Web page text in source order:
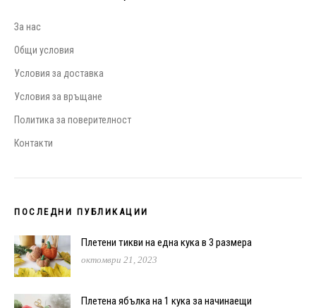
За нас
Общи условия
Условия за доставка
Условия за връщане
Политика за поверителност
Контакти
ПОСЛЕДНИ ПУБЛИКАЦИИ
Плетени тикви на една кука в 3 размера
октомври 21, 2023
Плетена ябълка на 1 кука за начинаещи